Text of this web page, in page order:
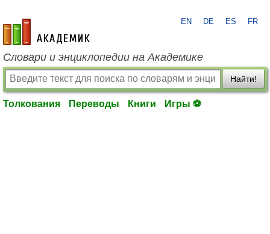
academic.ru
EN DE ES FR
Словари и энциклопедии на Академике
Найти!
Толкования Переводы Книги Игры ⚽